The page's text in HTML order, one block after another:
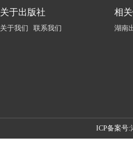
关于出版社
关于我们 联系我们
相
湖南
ICP备案号: